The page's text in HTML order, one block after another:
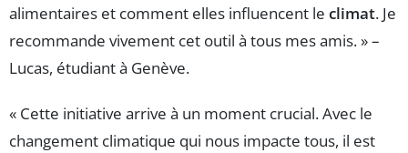
alimentaires et comment elles influencent le climat. Je
recommande vivement cet outil à tous mes amis. » –
Lucas, étudiant à Genève.
« Cette initiative arrive à un moment crucial. Avec le
changement climatique qui nous impacte tous, il est